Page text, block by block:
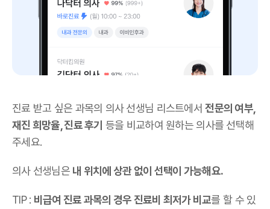
진료 받고 싶은 과목의 의사 선생님 리스트에서전문의 여부,
재진 희망율, 진료 후기 등을 비교하여 원하는 의사를 선택해
주세요.
의사 선생님은 내 위치에 상관 없이 선택이 가능해요.
TIP : 비급여 진료 과목의 경우 진료비 최저가 비교를 할 수 있